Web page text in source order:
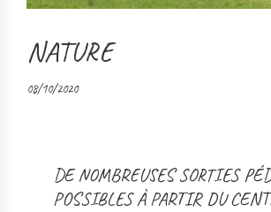
NATURE
08/10/2020
DE NOMBREUSES SORTIES
POSSIBLES À PARTIR DU